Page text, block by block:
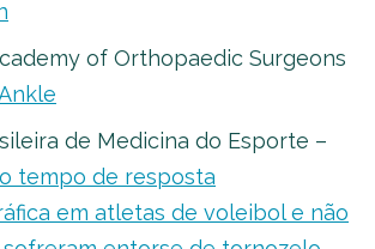
of Orthopaedic Surgeons
de Medicina do Esporte –
tempo de resposta
em atletas de voleibol e não